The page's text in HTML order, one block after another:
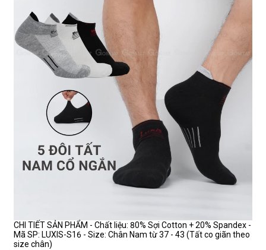
CHI TIẾT SẢN PHẨM - Chất liệu: 80% Sợi Cotton + 20% Spandex -
Mã SP: LUXIS-S16 - Size: Chân Nam từ 37 - 43 (Tất co giãn theo
size chân)